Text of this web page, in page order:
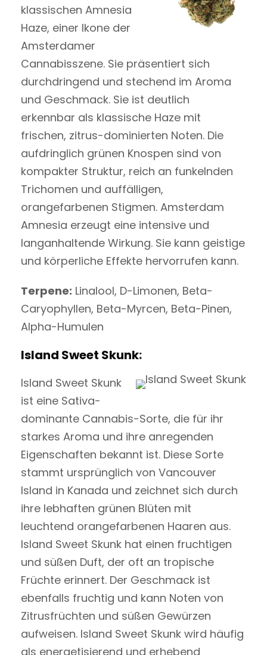
klassischen Amnesia
Haze, einer Ikone der
Amsterdamer
Cannabisszene. Sie präsentiert sich
durchdringend und stechend im Aroma
und Geschmack. Sie ist deutlich
erkennbar als klassische Haze mit
frischen, zitrus-dominierten Noten. Die
aufdringlich grünen Knospen sind von
kompakter Struktur, reich an funkelnden
Trichomen und auffälligen,
orangefarbenen Stigmen. Amsterdam
Amnesia erzeugt eine intensive und
langanhaltende Wirkung. Sie kann geistige
und körperliche Effekte hervorrufen kann.
Terpene: Linalool, D-Limonen, Beta-
Caryophyllen, Beta-Myrcen, Beta-Pinen,
Alpha-Humulen
Island Sweet Skunk:
Island Sweet Skunk
ist eine Sativa-
dominante Cannabis-Sorte, die für ihr
starkes Aroma und ihre anregenden
Eigenschaften bekannt ist. Diese Sorte
stammt ursprünglich von Vancouver
Island in Kanada und zeichnet sich durch
ihre lebhaften grünen Blüten mit
leuchtend orangefarbenen Haaren aus.
Island Sweet Skunk hat einen fruchtigen
und süßen Duft, der oft an tropische
Früchte erinnert. Der Geschmack ist
ebenfalls fruchtig und kann Noten von
Zitrusfrüchten und süßen Gewürzen
aufweisen. Island Sweet Skunk wird häufig
als energetisierend und erhebend